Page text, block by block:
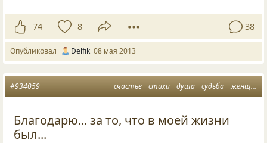
74 8 38
Опубликовал Delfik 08 мая 2013
счастье стихи душа судьба женщина и мужчина
#934059
Благодарю... за то, что в моей жизни
был...